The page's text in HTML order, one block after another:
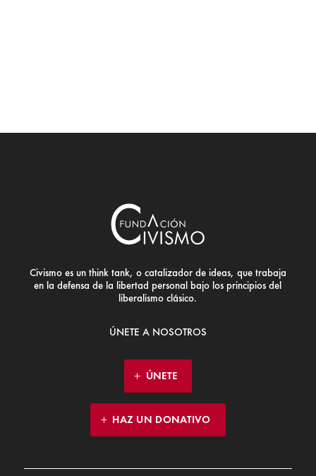
Civismo es un think tank, o catalizador de ideas, que trabaja
en la defensa de la libertad personal bajo los principios del
liberalismo clásico.
ÚNETE A NOSOTROS
ÚNETE
HAZ UN DONATIVO